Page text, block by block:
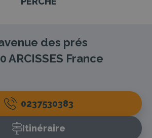
des prés
ARCISSES France
0237530383
Itinéraire